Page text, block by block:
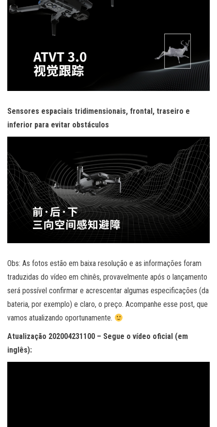
Sensores espaciais tridimensionais, frontal, traseiro e
inferior para evitar obstáculos
Obs: As fotos estão em baixa resolução e as informações foram
traduzidas do vídeo em chinês, provavelmente após o lançamento
será possível confirmar e acrescentar algumas especificações (da
bateria, por exemplo) e claro, o preço. Acompanhe esse post, que
vamos atualizando oportunamente.
Atualização 202004231100 – Segue o vídeo oficial (em
inglês):